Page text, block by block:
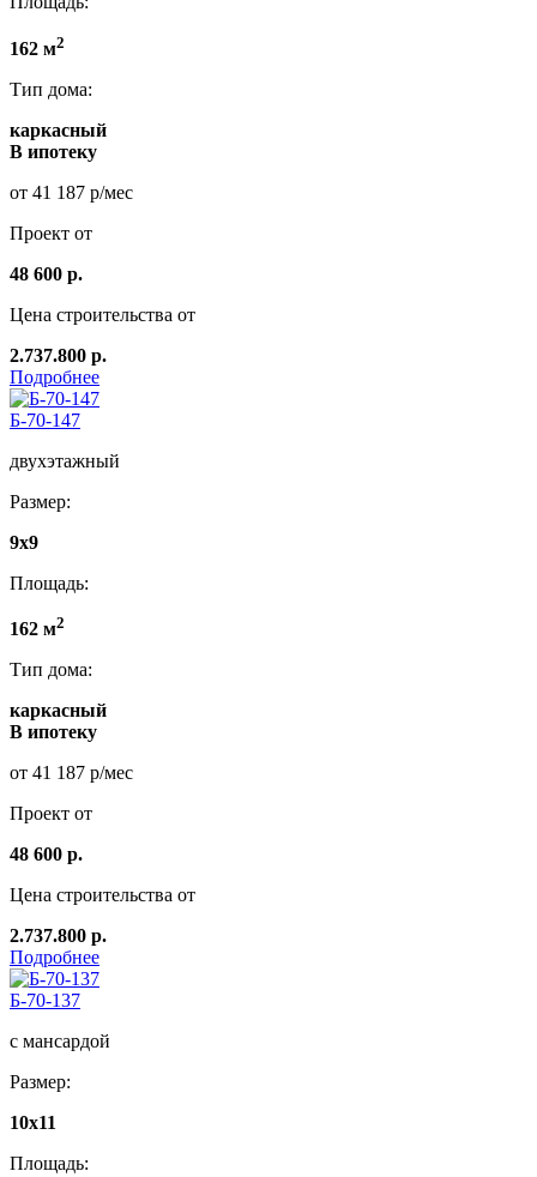
162 м2
Тип дома:
каркасный
В ипотеку
от 41 187 р/мес
Проект от
48 600 р.
Цена строительства от
2.737.800 р.
Подробнее
Б-70-147
двухэтажный
Размер:
9x9
Площадь:
162 м2
Тип дома:
каркасный
В ипотеку
от 41 187 р/мес
Проект от
48 600 р.
Цена строительства от
2.737.800 р.
Подробнее
Б-70-137
с мансардой
Размер:
10х11
Площадь: